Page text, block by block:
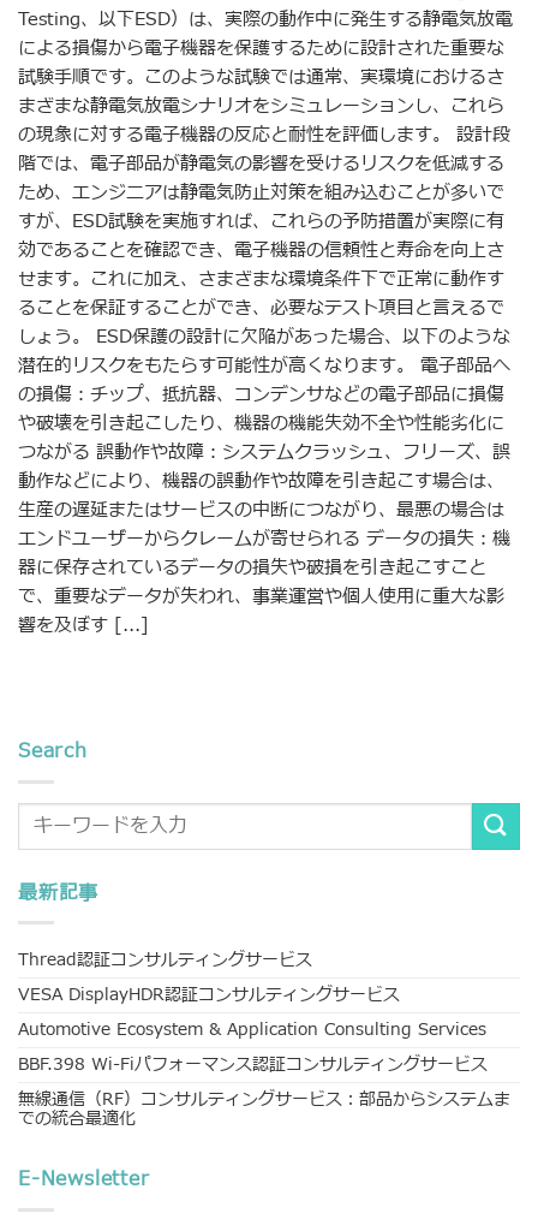
Testing、以下ESD）は、実際の動作中に発生する静電気放電
による損傷から電子機器を保護するために設計された重要な
試験手順です。このような試験では通常、実環境におけるさ
まざまな静電気放電シナリオをシミュレーションし、これら
の現象に対する電子機器の反応と耐性を評価します。 設計段
階では、電子部品が静電気の影響を受けるリスクを低減する
ため、エンジニアは静電気防止対策を組み込むことが多いで
すが、ESD試験を実施すれば、これらの予防措置が実際に有
効であることを確認でき、電子機器の信頼性と寿命を向上さ
せます。これに加え、さまざまな環境条件下で正常に動作す
ることを保証することができ、必要なテスト項目と言えるで
しょう。 ESD保護の設計に欠陥があった場合、以下のような
潜在的リスクをもたらす可能性が高くなります。 電子部品へ
の損傷：チップ、抵抗器、コンデンサなどの電子部品に損傷
や破壊を引き起こしたり、機器の機能失効不全や性能劣化に
つながる 誤動作や故障：システムクラッシュ、フリーズ、誤
動作などにより、機器の誤動作や故障を引き起こす場合は、
生産の遅延またはサービスの中断につながり、最悪の場合は
エンドユーザーからクレームが寄せられる データの損失：機
器に保存されているデータの損失や破損を引き起こすこと
で、重要なデータが失われ、事業運営や個人使用に重大な影
響を及ぼす [...]
Search
最新記事
Thread認証コンサルティングサービス
VESA DisplayHDR認証コンサルティングサービス
Automotive Ecosystem & Application Consulting Services
BBF.398 Wi-Fiパフォーマンス認証コンサルティングサービス
無線通信（RF）コンサルティングサービス：部品からシステムま
での統合最適化
E-Newsletter